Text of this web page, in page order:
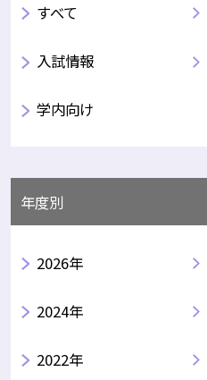
すべて
入試情報
学内向け
年度別
2026年
2024年
2022年